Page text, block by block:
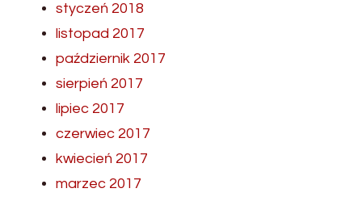
styczeń 2018
listopad 2017
październik 2017
sierpień 2017
lipiec 2017
czerwiec 2017
kwiecień 2017
marzec 2017